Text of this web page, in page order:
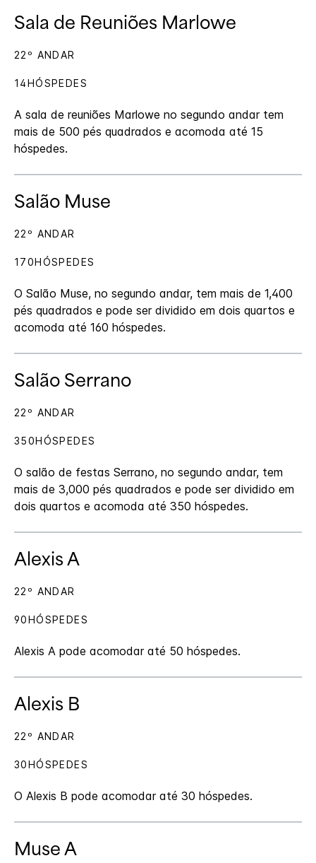
Sala de Reuniões Marlowe
A sala de reuniões Marlowe no segundo andar tem
mais de 500 pés quadrados e acomoda até 15
hóspedes.
22º ANDAR
14HÓSPEDES
Salão Muse
O Salão Muse, no segundo andar, tem mais de 1,400
pés quadrados e pode ser dividido em dois quartos e
acomoda até 160 hóspedes.
22º ANDAR
170HÓSPEDES
Salão Serrano
O salão de festas Serrano, no segundo andar, tem
mais de 3,000 pés quadrados e pode ser dividido em
dois quartos e acomoda até 350 hóspedes.
22º ANDAR
350HÓSPEDES
Alexis A
Alexis A pode acomodar até 50 hóspedes.
22º ANDAR
90HÓSPEDES
Alexis B
O Alexis B pode acomodar até 30 hóspedes.
22º ANDAR
30HÓSPEDES
Muse A